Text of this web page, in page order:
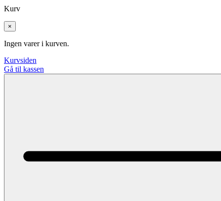
Kurv
×
Ingen varer i kurven.
Kurvsiden
Gå til kassen